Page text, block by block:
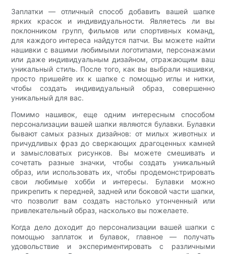
Заплатки — отличный способ добавить вашей шапке
ярких красок и индивидуальности. Являетесь ли вы
поклонником групп, фильмов или спортивных команд,
для каждого интереса найдутся патчи. Вы можете найти
нашивки с вашими любимыми логотипами, персонажами
или даже индивидуальным дизайном, отражающим ваш
уникальный стиль. После того, как вы выбрали нашивки,
просто пришейте их к шапке с помощью иглы и нитки,
чтобы создать индивидуальный образ, совершенно
уникальный для вас.
Помимо нашивок, еще одним интересным способом
персонализации вашей шапки являются булавки. Булавки
бывают самых разных дизайнов: от милых животных и
причудливых фраз до сверкающих драгоценных камней
и замысловатых рисунков. Вы можете смешивать и
сочетать разные значки, чтобы создать уникальный
образ, или использовать их, чтобы продемонстрировать
свои любимые хобби и интересы. Булавки можно
прикрепить к передней, задней или боковой части шапки,
что позволит вам создать настолько утонченный или
привлекательный образ, насколько вы пожелаете.
Когда дело доходит до персонализации вашей шапки с
помощью заплаток и булавок, главное — получать
удовольствие и экспериментировать с различными